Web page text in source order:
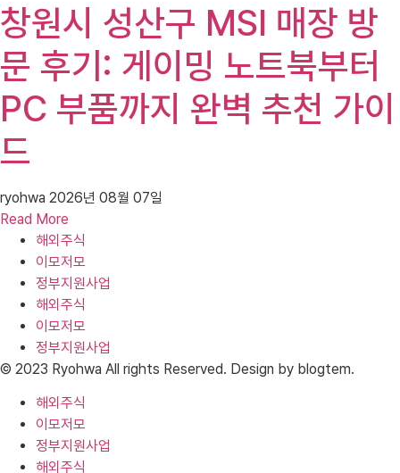
창원시 성산구 MSI 매장 방
문 후기: 게이밍 노트북부터
PC 부품까지 완벽 추천 가이
드
ryohwa 2026년 08월 07일
Read More
해외주식
이모저모
정부지원사업
해외주식
이모저모
정부지원사업
© 2023 Ryohwa All rights Reserved. Design by blogtem.
해외주식
이모저모
정부지원사업
해외주식